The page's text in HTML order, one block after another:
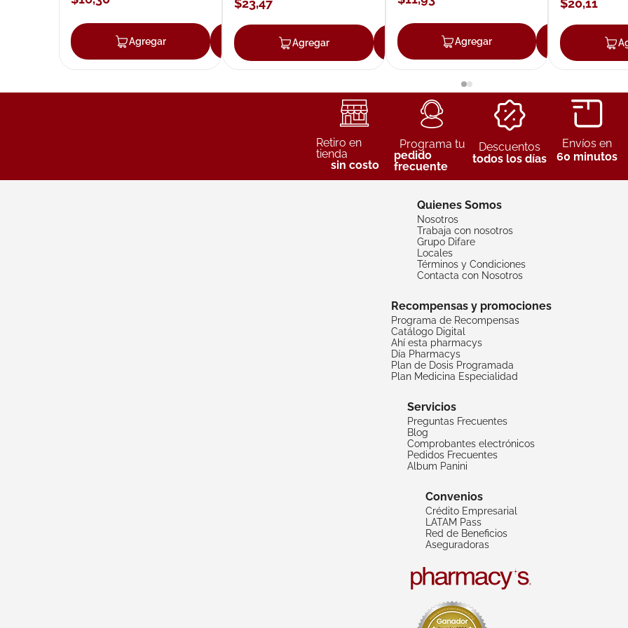
Agregar Agregar
$23,47
Agregar AgregarAgregar
$20,11
Retiro en
tienda
sin costo
Programa tu
pedido
frecuente
Descuentos
todos los días
Envíos en
60 minutos
Quienes Somos
Nosotros
Trabaja con nosotros
Grupo Difare
Locales
Términos y Condiciones
Contacta con Nosotros
Recompensas y promociones
Programa de Recompensas
Catálogo Digital
Ahí esta pharmacys
Día Pharmacys
Plan de Dosis Programada
Plan Medicina Especialidad
Servicios
Preguntas Frecuentes
Blog
Comprobantes electrónicos
Pedidos Frecuentes
Album Panini
Convenios
Crédito Empresarial
LATAM Pass
Red de Beneficios
Aseguradoras